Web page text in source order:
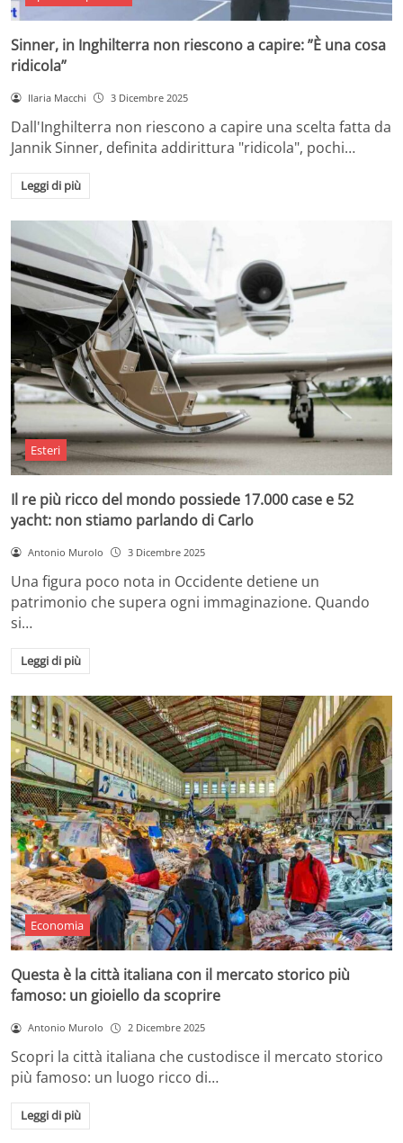
Sinner, in Inghilterra non riescono a capire: ”È una cosa
ridicola”
Ilaria Macchi 3 Dicembre 2025
Dall'Inghilterra non riescono a capire una scelta fatta da
Jannik Sinner, definita addirittura "ridicola", pochi…
Leggi di più
Esteri
Il re più ricco del mondo possiede 17.000 case e 52
yacht: non stiamo parlando di Carlo
Antonio Murolo 3 Dicembre 2025
Una figura poco nota in Occidente detiene un
patrimonio che supera ogni immaginazione. Quando
si…
Leggi di più
Economia
Questa è la città italiana con il mercato storico più
famoso: un gioiello da scoprire
Antonio Murolo 2 Dicembre 2025
Scopri la città italiana che custodisce il mercato storico
più famoso: un luogo ricco di…
Leggi di più